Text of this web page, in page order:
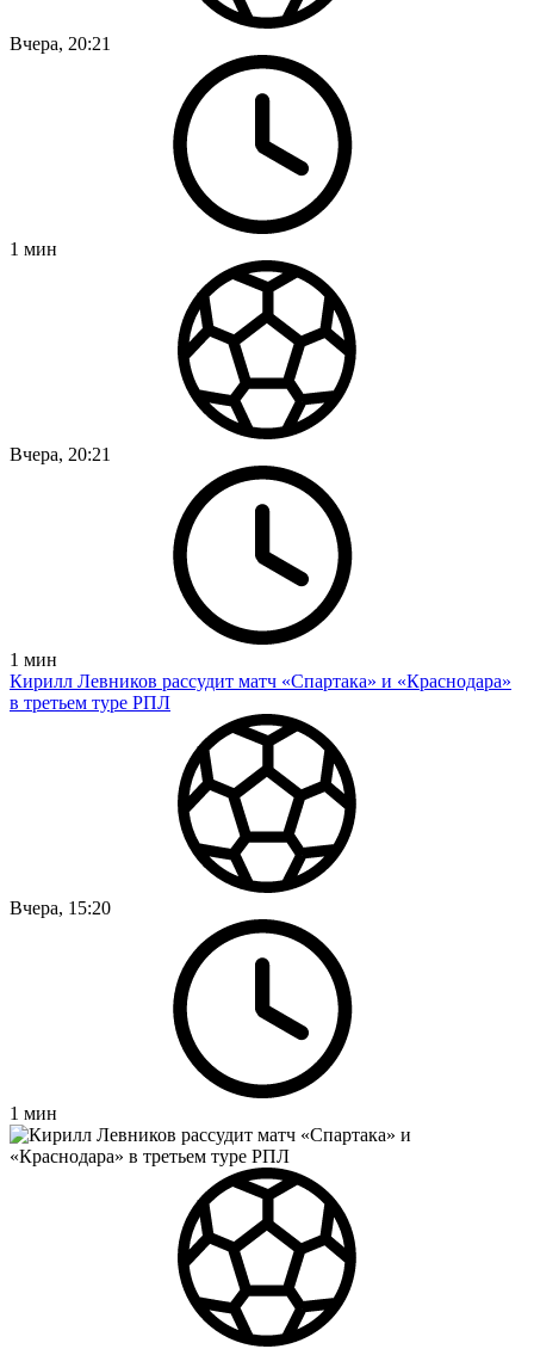
Вчера, 20:21
1 мин
Вчера, 20:21
1 мин
Кирилл Левников рассудит матч «Спартака» и «Краснодара»
в третьем туре РПЛ
Вчера, 15:20
1 мин